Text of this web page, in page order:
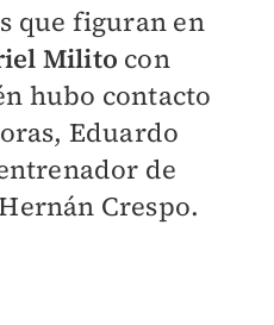
que figuran en
Milito con
hubo contacto
Eduardo
de
Crespo.